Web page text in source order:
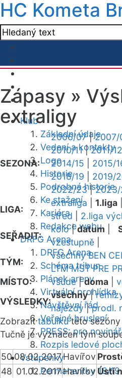
HC Kometa
Klub
Základní údaje
Vedení a kontakty
Logo
Historie
Podrobná historie
Ke stažení
Kariéra
Redakce webu
DRFG Arena
DRFG Arena
Schéma tribun
Plánek areny
Virtuální prohlídka
Návštěvní řád
Veřejné bruslení
PRESS: pro
Rozpis ledové
Vstupenky
Permanentky 18/19
Zápasy »
extraligy
SEZONA:
2006/07|2007/
2010/11|2011/12
2014/15
2015/
2018/19
2019/
2022/23|
LIGA:
extraliga 1.liga
střed
2.liga
SEŘADIT:
kolo|datum
vzestupně
TÝM:
všechny BEN
LTM MST PRE
MÍSTO:
všude|doma
VÝSLEDKY:
všechny|
nájezdy|prodl.
Zobrazittabulkutéto sezóny
Tučně je vyznačen tým
50 08.02.2017Havířov
48 01.02.2017Havířov Ústí